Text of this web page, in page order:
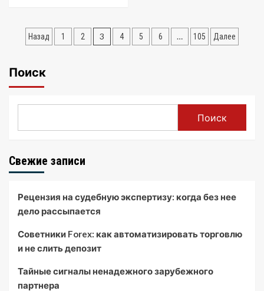
Пагинация
Назад 1 2 3 4 5 6 … 105 Далее
Поиск
Поиск
Свежие записи
Рецензия на судебную экспертизу: когда без нее
дело рассыпается
Советники Forex: как автоматизировать торговлю
и не слить депозит
Тайные сигналы ненадежного зарубежного
партнера